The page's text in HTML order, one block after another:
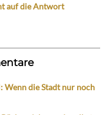
auf die Antwort
Wenn die Stadt nur noch